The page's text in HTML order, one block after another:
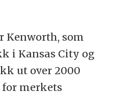
Kenworth, som
i Kansas City og
ut over 2000
for merkets